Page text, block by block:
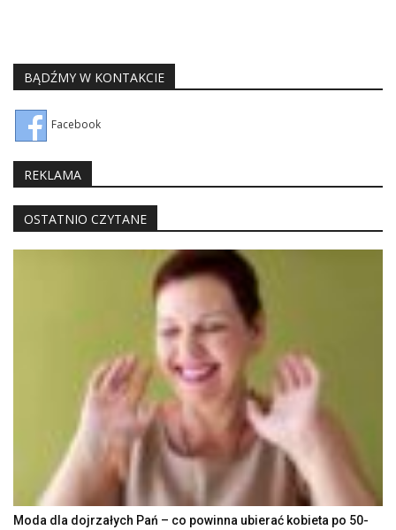
BĄDŹMY W KONTAKCIE
Facebook
REKLAMA
OSTATNIO CZYTANE
Moda dla dojrzałych Pań – co powinna ubierać kobieta po 50-